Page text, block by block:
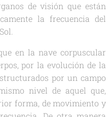
de visión que están
la frecuencia del
en la nave corpuscular
por la evolución de la
por un campo
nivel de aquel que,
forma, de movimiento y